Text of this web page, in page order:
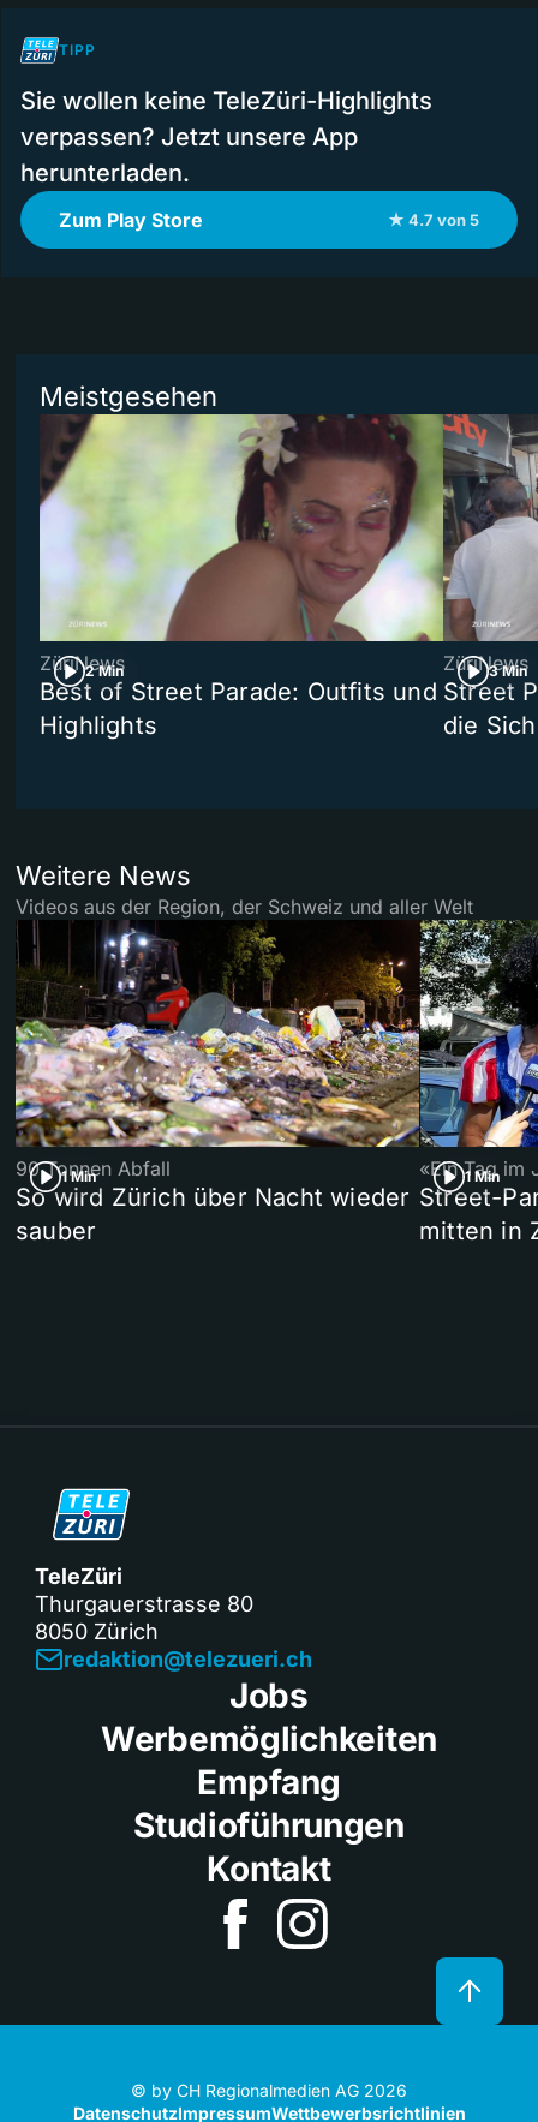
TIPP
Sie wollen keine TeleZüri-Highlights
verpassen? Jetzt unsere App
herunterladen.
Zum Play Store ★ 4.7 von 5
Meistgesehen
2 Min
ZüriNews
Best of Street Parade: Outfits und
Highlights
3 Min
ZüriNews
Street
die
Weitere News
Videos aus der Region, der Schweiz und aller Welt
1 Min
90 Tonnen Abfall
So wird Zürich über Nacht wieder
sauber
1 Min
«Ein Tag im
Street-
mitten in
TeleZüri
Thurgauerstrasse 80
8050 Zürich
redaktion@telezueri.ch
Jobs
Werbemöglichkeiten
Empfang
Studioführungen
Kontakt
© by CH Regionalmedien AG 2026
DatenschutzImpressumWettbewerbsrichtlinien